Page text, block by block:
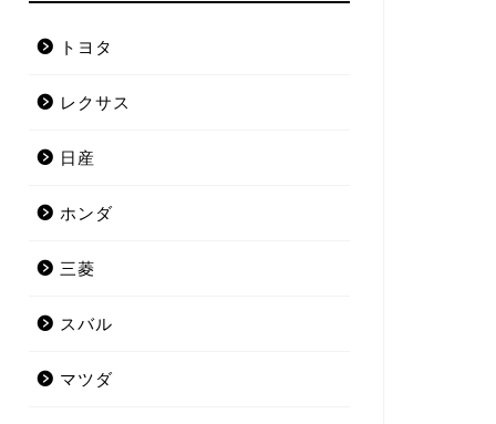
トヨタ
レクサス
日産
ホンダ
三菱
スバル
マツダ